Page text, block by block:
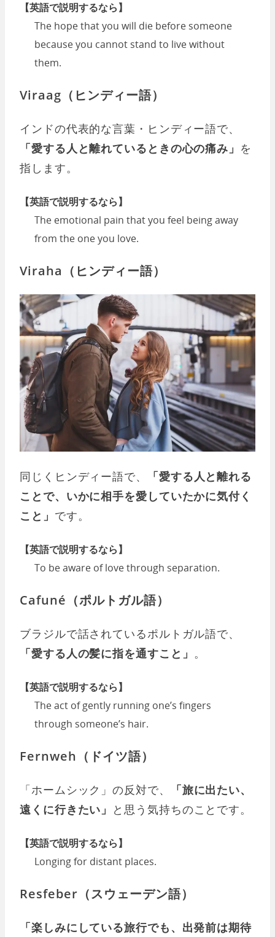
【英語で説明するなら】
The hope that you will die before someone
because you cannot stand to live without
them.
Viraag（ヒンディー語）
インドの代表的な言葉・ヒンディー語で、
「愛する人と離れているときの心の痛み」 を
指します。
【英語で説明するなら】
The emotional pain that you feel being away
from the one you love.
Viraha（ヒンディー語）
同じくヒンディー語で、
「愛する人と離れる
ことで、いかに相手を愛していたかに気付く
こと」 です。
【英語で説明するなら】
To be aware of love through separation.
Cafuné（ポルトガル語）
ブラジルで話されているポルトガル語で、
「愛する人の髪に指を通すこと」 。
【英語で説明するなら】
The act of gently running one’s fingers
through someone’s hair.
Fernweh（ドイツ語）
「ホームシック」の反対で、
「旅に出たい、
遠くに行きたい」 と思う気持ちのことです。
【英語で説明するなら】
Longing for distant places.
Resfeber（スウェーデン語）
「楽しみにしている旅行でも、出発前は期待